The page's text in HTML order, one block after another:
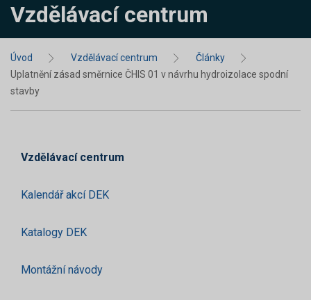
Vzdělávací centrum
Úvod Vzdělávací centrum
Články
Uplatnění zásad směrnice ČHIS 01 v návrhu hydroizolace spodní
stavby
Vzdělávací centrum
Kalendář akcí DEK
Katalogy DEK
Montážní návody